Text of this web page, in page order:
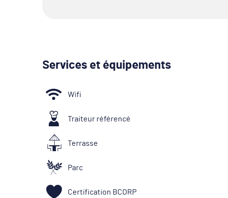
Services et équipements
Wifi
Traiteur référencé
Terrasse
Parc
Certification BCORP